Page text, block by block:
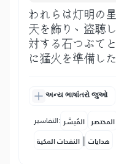
われらは灯明の
天を飾り、盗聴
対する石つぶて
に猛火を準備した
અન્ય ભાષાંતરો જુઓ
التفاسير: المُيسَّر المختصر
النفحات المكية | هدايات